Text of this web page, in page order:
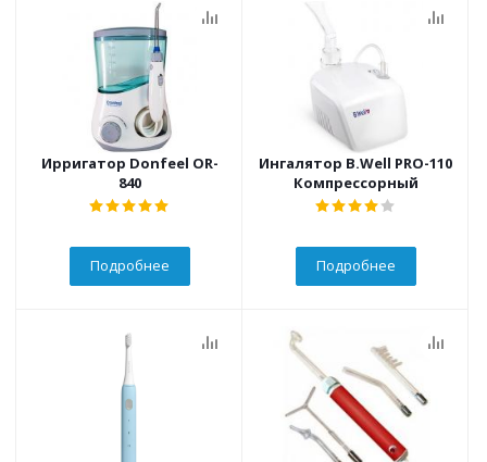
Ирригатор Donfeel OR-
840
Подробнее
Ингалятор B.Well PRO-110
Компрессорный
Подробнее